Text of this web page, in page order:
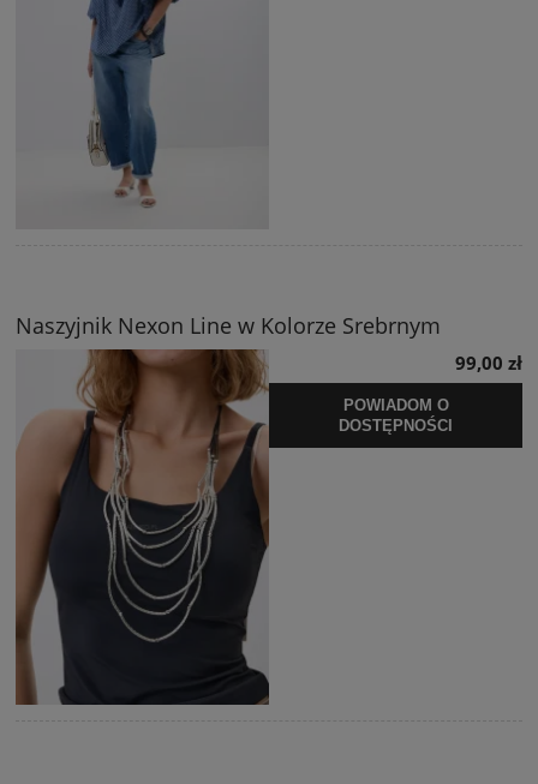
Naszyjnik Nexon Line w Kolorze Srebrnym
99,00 zł
POWIADOM O
DOSTĘPNOŚCI